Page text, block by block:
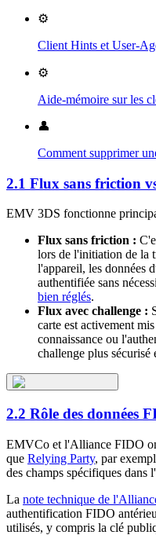
⚙️
Client Hints et User-
⚙️
Aide-mémoire sur les
👤
Comment supprimer
2.1 Flux sans friction
EMV 3DS fonctionne
Flux sans friction :
lors de l'initiation de la
l'appareil, les données
authentifiée sans
bien réglés.
Flux avec challenge :
carte est activement
connaissance ou
challenge plus sécurisé
2.2 Rôle des données
EMVCo et l'Alliance FIDO
que Relying Party, par
des champs spécifiques
La note technique de
authentification FIDO
utilisés, y compris la clé